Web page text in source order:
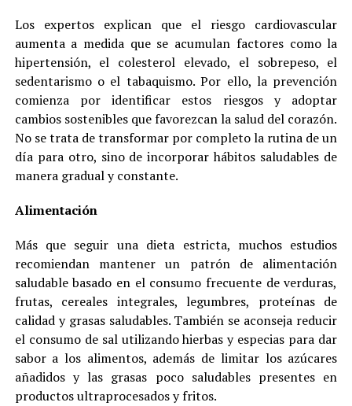
Los expertos explican que el riesgo cardiovascular
aumenta a medida que se acumulan factores como la
hipertensión, el colesterol elevado, el sobrepeso, el
sedentarismo o el tabaquismo. Por ello, la prevención
comienza por identificar estos riesgos y adoptar
cambios sostenibles que favorezcan la salud del corazón.
No se trata de transformar por completo la rutina de un
día para otro, sino de incorporar hábitos saludables de
manera gradual y constante.
Alimentación
Más que seguir una dieta estricta, muchos estudios
recomiendan mantener un patrón de alimentación
saludable basado en el consumo frecuente de verduras,
frutas, cereales integrales, legumbres, proteínas de
calidad y grasas saludables. También se aconseja reducir
el consumo de sal utilizando hierbas y especias para dar
sabor a los alimentos, además de limitar los azúcares
añadidos y las grasas poco saludables presentes en
productos ultraprocesados y fritos.